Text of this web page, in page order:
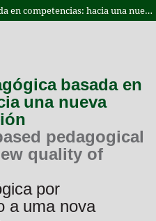
La tendencia pedagógica basada en competencias: hacia una nueva calidad de educación